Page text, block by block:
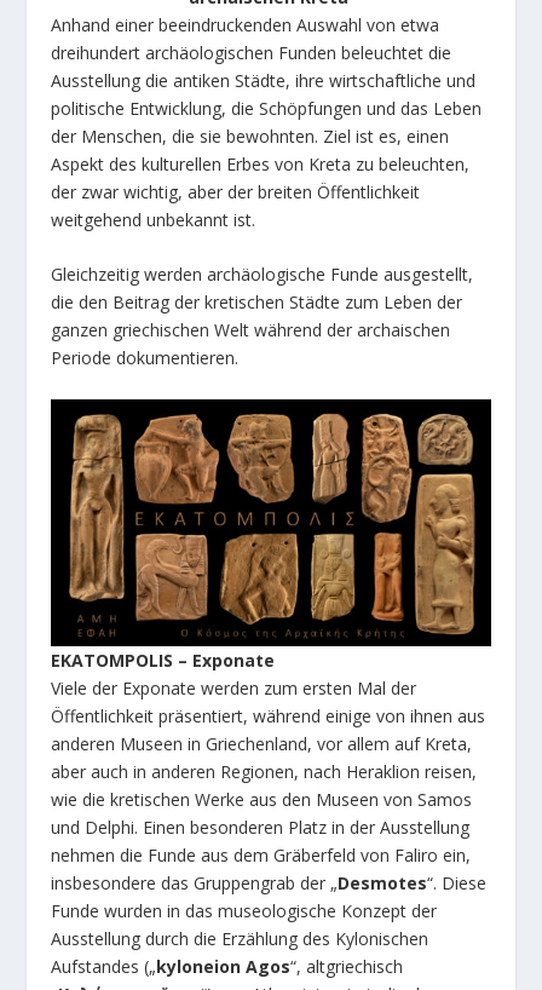
Anhand einer beeindruckenden Auswahl von etwa
dreihundert archäologischen Funden beleuchtet die
Ausstellung die antiken Städte, ihre wirtschaftliche und
politische Entwicklung, die Schöpfungen und das Leben
der Menschen, die sie bewohnten. Ziel ist es, einen
Aspekt des kulturellen Erbes von Kreta zu beleuchten,
der zwar wichtig, aber der breiten Öffentlichkeit
weitgehend unbekannt ist.
Gleichzeitig werden archäologische Funde ausgestellt,
die den Beitrag der kretischen Städte zum Leben der
ganzen griechischen Welt während der archaischen
Periode dokumentieren.
EKATOMPOLIS – Exponate
Viele der Exponate werden zum ersten Mal der
Öffentlichkeit präsentiert, während einige von ihnen aus
anderen Museen in Griechenland, vor allem auf Kreta,
aber auch in anderen Regionen, nach Heraklion reisen,
wie die kretischen Werke aus den Museen von Samos
und Delphi. Einen besonderen Platz in der Ausstellung
nehmen die Funde aus dem Gräberfeld von Faliro ein,
insbesondere das Gruppengrab der „Desmotes“. Diese
Funde wurden in das museologische Konzept der
Ausstellung durch die Erzählung des Kylonischen
Aufstandes („kyloneion Agos“, altgriechisch